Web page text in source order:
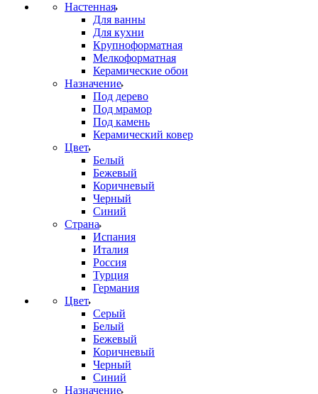
Настенная
Для ванны
Для кухни
Крупноформатная
Мелкоформатная
Керамические обои
Назначение
Под дерево
Под мрамор
Под камень
Керамический ковер
Цвет
Белый
Бежевый
Коричневый
Черный
Синий
Страна
Испания
Италия
Россия
Турция
Германия
Цвет
Серый
Белый
Бежевый
Коричневый
Черный
Синий
Назначение